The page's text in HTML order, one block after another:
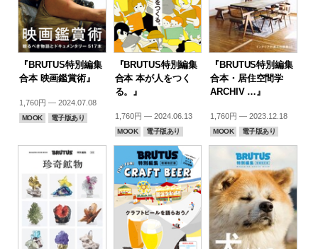
『BRUTUS特別編集
合本 映画鑑賞術』
1,760円 — 2024.07.08
MOOK 電子版あり
『BRUTUS特別編集
合本 本が人をつく
る。』
1,760円 — 2024.06.13
MOOK 電子版あり
『BRUTUS特別編集
合本・居住空間学
ARCHIV …』
1,760円 — 2023.12.18
MOOK 電子版あり